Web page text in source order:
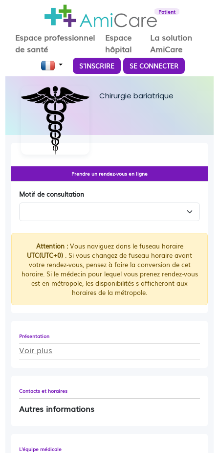
Patient
Espace professionnel
de santé
Espace
hôpital
La solution
AmiCare
S'INSCRIRE SE CONNECTER
Chirurgie bariatrique
Présentation
Voir plus
Contacts et horaires
Autres informations
L'équipe médicale
Prendre un rendez-vous en ligne
Motif de consultation
Attention :Vous naviguez dans le fuseau horaire
UTC(UTC+0) . Si vous changez de fuseau horaire avant
votre rendez-vous, pensez à faire la conversion de cet
horaire. Si le médecin pour lequel vous prenez rendez-vous
est en métropole, les disponibilités s afficheront aux
horaires de la métropole.